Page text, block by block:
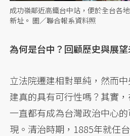
成功嶺鄰近高鐵台中站，便於全台各
新址。 圖／聯合報系資料照
為何是台中？回顧歷史與展
立法院遷建相對單純，然而
建真的具有可行性嗎？其實
一直都有成為台灣政治中心
現。清治時期，1885年就任